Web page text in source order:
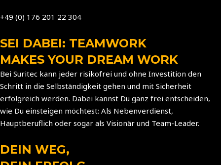
+49 (0) 176 201 22 304
SEI DABEI: TEAMWORK
MAKES YOUR DREAM WORK
Bei Suritec kann jeder risikofrei und ohne Investition den
Schritt in die Selbständigkeit gehen und mit Sicherheit
erfolgreich werden. Dabei kannst Du ganz frei entscheiden,
wie Du einsteigen möchtest: Als Nebenverdienst,
Hauptberuflich oder sogar als Visionär und Team-Leader.
DEIN WEG,